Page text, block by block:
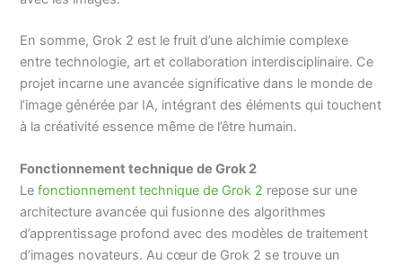
En somme, Grok 2 est le fruit d’une alchimie complexe
entre technologie, art et collaboration interdisciplinaire. Ce
projet incarne une avancée significative dans le monde de
l’image générée par IA, intégrant des éléments qui touchent
à la créativité essence même de l’être humain.
Fonctionnement technique de Grok 2
Lefonctionnement technique de Grok 2 repose sur une
architecture avancée qui fusionne des algorithmes
d’apprentissage profond avec des modèles de traitement
d’images novateurs. Au cœur de Grok 2 se trouve un